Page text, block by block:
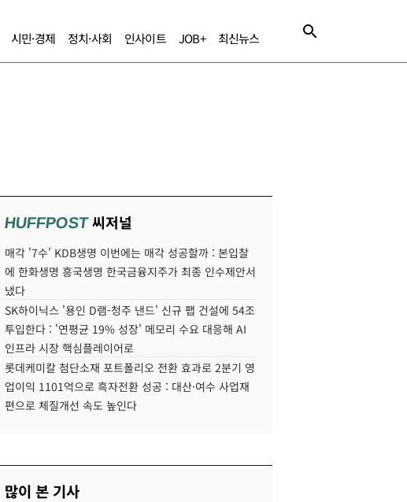
시민·경제 정치·사회 인사이트 JOB+ 최신뉴스
HUFFPOST씨저널
매각 '7수' KDB생명 이번에는 매각 성공할까 : 본입찰
에 한화생명 흥국생명 한국금융지주가 최종 인수제안서
냈다
SK하이닉스 '용인 D램-청주 낸드' 신규 팹 건설에 54조
투입한다 : '연평균 19% 성장' 메모리 수요 대응해 AI
인프라 시장 핵심플레이어로
롯데케미칼 첨단소재 포트폴리오 전환 효과로 2분기 영
업이익 1101억으로 흑자전환 성공 : 대산·여수 사업재
편으로 체질개선 속도 높인다
많이 본 기사